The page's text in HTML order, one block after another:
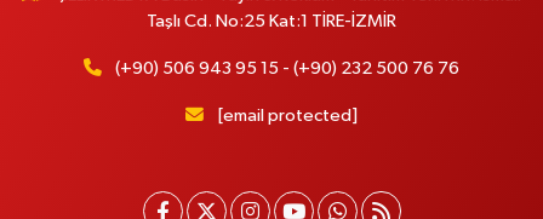
Taşlı Cd. No:25 Kat:1 TİRE-İZMİR
(+90) 506 943 95 15 - (+90) 232 500 76 76
[email protected]